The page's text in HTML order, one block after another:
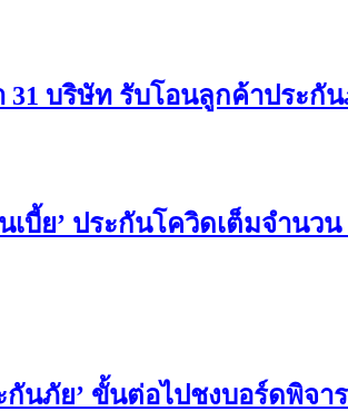
31 บริษัท รับโอนลูกค้าประกั
เบี้ย’ ประกันโควิดเต็มจำนวน
กันภัย’ ขั้นต่อไปชงบอร์ดพิจา